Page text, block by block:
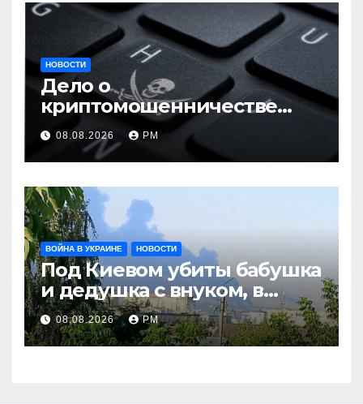
НОВОСТИ
Дело о
криптомошенничестве
оборачивают в содействие
терроризму
08.08.2026 РМ
ВОЙНА В УКРАИНЕ НОВОСТИ
Под Киевом убиты бабушка
и дедушка с внуком, в
Поволжье и на Кубани
вновь горят НПЗ
08.08.2026 РМ